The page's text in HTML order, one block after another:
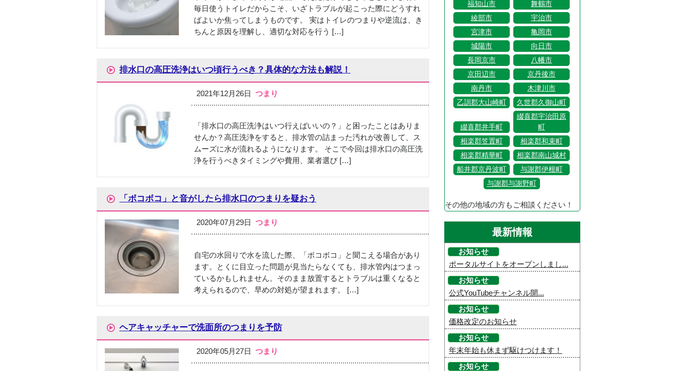
毎日使うトイレだからこそ、いざトラブルが起こった際にどうすれ
ばよいか焦ってしまうものです。 実はトイレのつまりや逆流は、き
ちんと原因を理解し、適切な対応を行う […]
排水口の高圧洗浄はいつ頃行うべき？具体的な方法も解説！
2021年12月26日 つまり
「排水口の高圧洗浄はいつ行えばいいの？」と困ったことはありま
せんか？高圧洗浄をすると、排水管の詰まった汚れが改善して、ス
ムーズに水が流れるようになります。 そこで今回は排水口の高圧洗
浄を行うべきタイミングや費用、業者選び […]
「ボコボコ」と音がしたら排水口のつまりを疑おう
2020年07月29日 つまり
自宅の水回りで水を流した際、「ボコボコ」と聞こえる場合があり
ます。とくに目立った問題が見当たらなくても、排水管内はつまっ
ているかもしれません。そのまま放置するとトラブルは重くなると
考えられるので、早めの対処が望まれます。 […]
ヘアキャッチャーで洗面所のつまりを予防
2020年05月27日 つまり
福知山市
舞鶴市
綾部市
宇治市
宮津市
亀岡市
城陽市
向日市
長岡京市
八幡市
京田辺市
京丹後市
南丹市
木津川市
乙訓郡大山崎町
久世郡久御山町
綴喜郡井手町
綴喜郡宇治田原
町
相楽郡笠置町
相楽郡和束町
相楽郡精華町
相楽郡南山城村
船井郡京丹波町
与謝郡伊根町
与謝郡与謝野町
その他の地域の方もご相談ください！
最新情報
お知らせ
ポータルサイトをオープンしまし...
お知らせ
公式YouTubeチャンネル開...
お知らせ
価格改定のお知らせ
お知らせ
年末年始も休まず駆けつけます！
お知らせ